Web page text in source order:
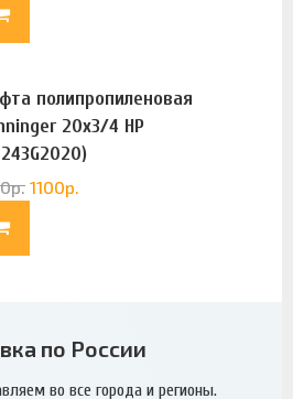
полипропиленовая
20х3/4 НР
р. 1100р.
по России
во все города и регионы.